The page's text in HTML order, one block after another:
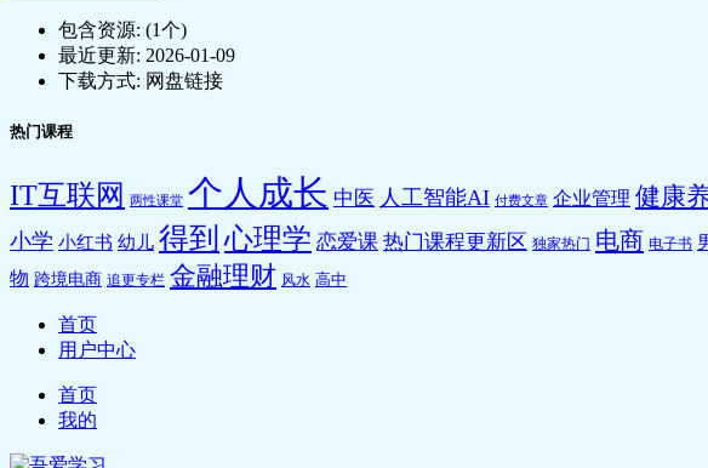
包含资源: (1个)
最近更新: 2026-01-09
下载方式: 网盘链接
热门课程
IT互联网 两性课堂 个人成长 中医 人工智能AI 付费文章 企业管理 健康
小学 小红书 幼儿 得到 心理学 恋爱课 热门课程更新区 独家热门 电商 电子书
物 跨境电商 追更专栏 金融理财 风水 高中
首页
用户中心
首页
我的